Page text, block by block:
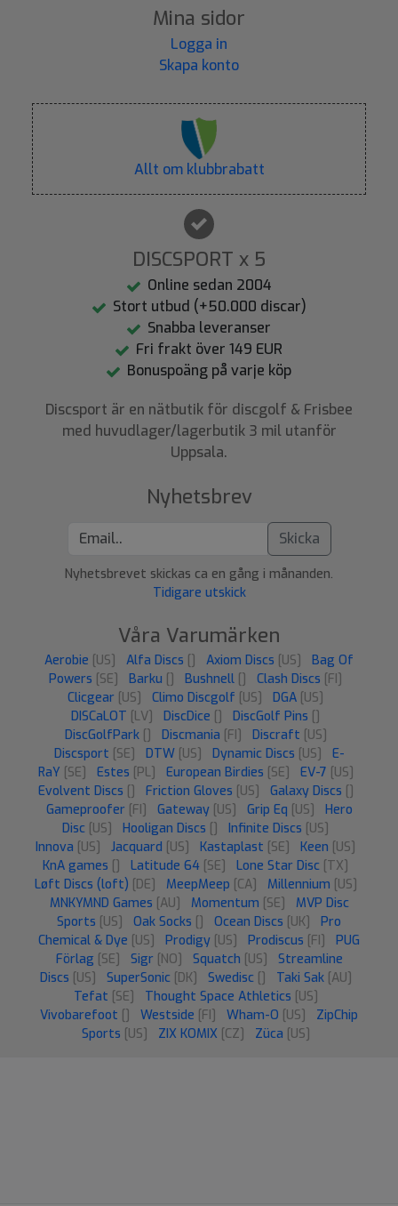
Mina sidor
Logga in
Skapa konto
Allt om klubbrabatt
DISCSPORT x 5
Online sedan 2004
Stort utbud (+50.000 discar)
Snabba leveranser
Fri frakt över 149 EUR
Bonuspoäng på varje köp
Discsport är en nätbutik för discgolf & Frisbee
med huvudlager/lagerbutik 3 mil utanför
Uppsala.
Nyhetsbrev
Skicka
Nyhetsbrevet skickas ca en gång i månanden.
Tidigare utskick
Våra Varumärken
Aerobie [US] Alfa Discs Axiom Discs [US]
Bag Of
Powers [SE] Barku Bushnell Clash Discs [FI]
Clicgear [US] Climo Discgolf [US] DGA [US]
DISCaLOT [LV] DiscDice DiscGolf Pins
DiscGolfPark
Discmania [FI] Discraft [US]
Discsport [SE] DTW [US] Dynamic Discs [US]
E-
RaY [SE] Estes [PL] European Birdies [SE] EV-7 [US]
Evolvent Discs
Friction Gloves [US] Galaxy Discs
Gameproofer [FI] Gateway [US] Grip Eq [US]
Hero
Disc [US] Hooligan Discs Infinite Discs [US]
Innova [US] Jacquard [US] Kastaplast [SE] Keen [US]
KnA games
Latitude 64 [SE] Lone Star Disc [TX]
Løft Discs (loft) [DE] MeepMeep [CA] Millennium [US]
MNKYMND Games [AU] Momentum [SE]
MVP Disc
Sports [US] Oak Socks Ocean Discs [UK]
Pro
Chemical & Dye [US] Prodigy [US] Prodiscus [FI]
PUG
Förlag [SE] Sigr [NO] Squatch [US]
Streamline
Discs [US] SuperSonic [DK] Swedisc Taki Sak [AU]
Tefat [SE] Thought Space Athletics [US]
Vivobarefoot
Westside [FI] Wham-O [US]
ZipChip
Sports [US] ZIX KOMIX [CZ] Züca [US]